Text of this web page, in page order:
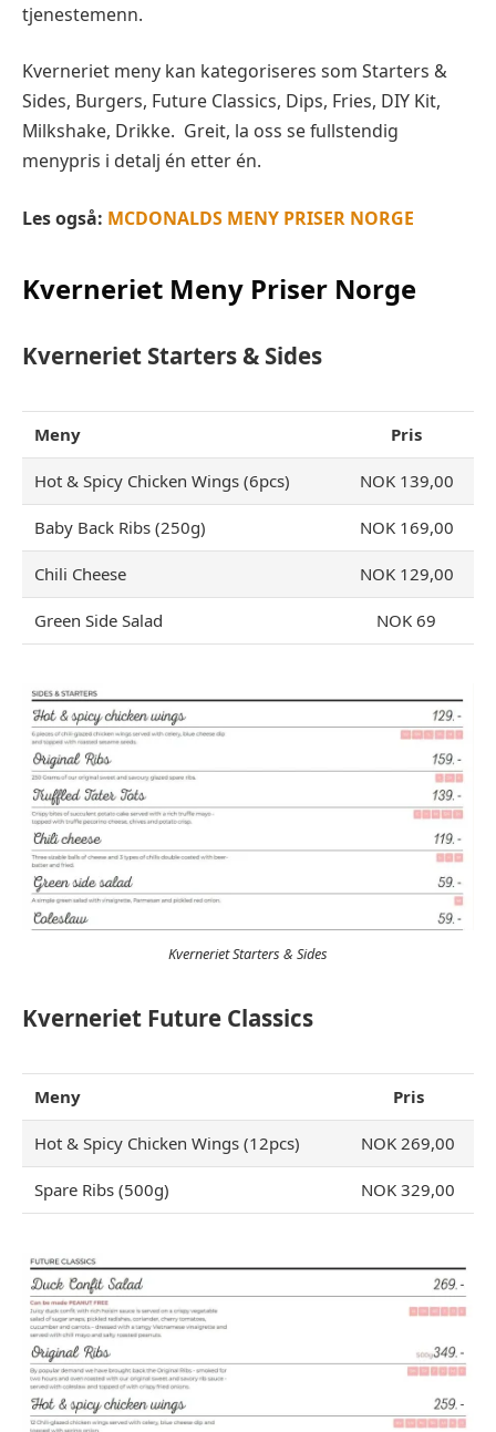
tjenestemenn.
Kverneriet meny kan kategoriseres som Starters &
Sides, Burgers, Future Classics, Dips, Fries, DIY Kit,
Milkshake, Drikke. Greit, la oss se fullstendig
menypris i detalj én etter én.
Les også: MCDONALDS MENY PRISER NORGE
Kverneriet Meny Priser Norge
Kverneriet Starters & Sides
Meny Pris
Hot & Spicy Chicken Wings (6pcs) NOK 139,00
Baby Back Ribs (250g) NOK 169,00
Chili Cheese NOK 129,00
Green Side Salad NOK 69
Kverneriet Starters & Sides
Kverneriet Future Classics
Meny Pris
Hot & Spicy Chicken Wings (12pcs) NOK 269,00
Spare Ribs (500g) NOK 329,00